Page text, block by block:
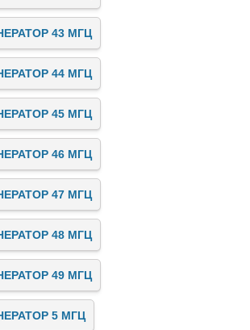
43 МГЦ
44 МГЦ
45 МГЦ
46 МГЦ
47 МГЦ
48 МГЦ
49 МГЦ
5 МГЦ